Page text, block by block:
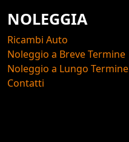
NOLEGGIA
Ricambi Auto
Noleggio a Breve Termine
Noleggio a Lungo Termine
Contatti